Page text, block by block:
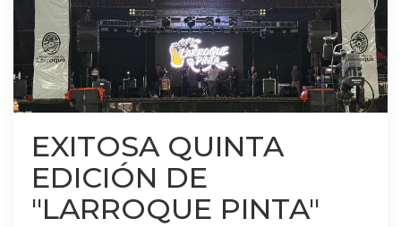
EXITOSA QUINTA
EDICIÓN DE
"LARROQUE PINTA"